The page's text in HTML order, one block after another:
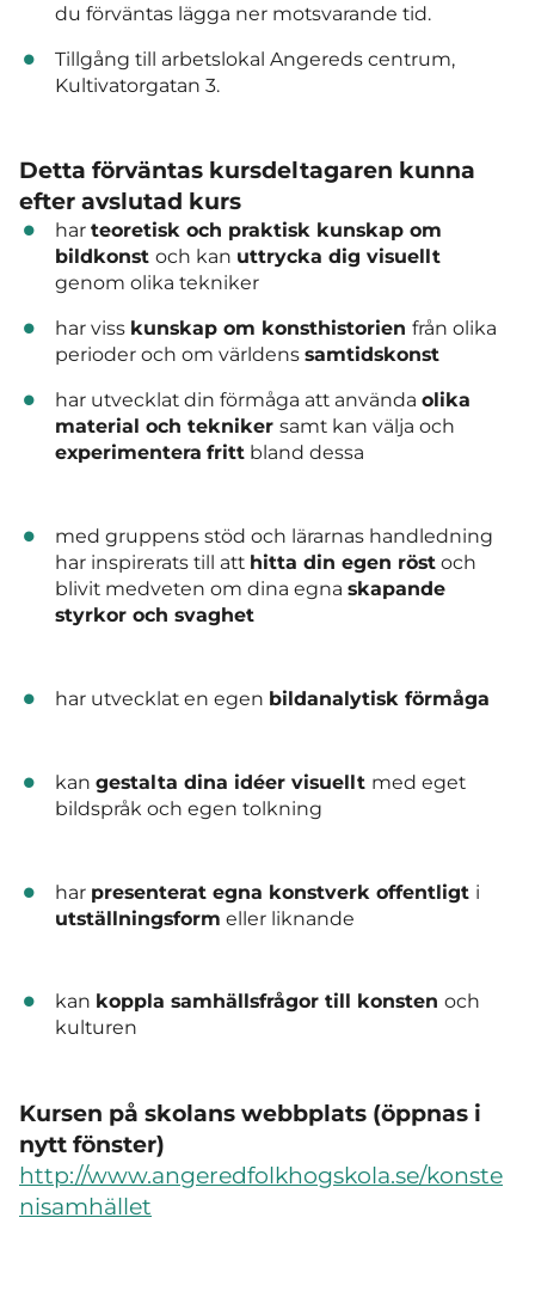
du förväntas lägga ner motsvarande tid.
Tillgång till arbetslokal Angereds centrum,
Kultivatorgatan 3.
Detta förväntas kursdeltagaren kunna
efter avslutad kurs
har teoretisk och praktisk kunskap om
bildkonst och kan uttrycka dig visuellt
genom olika tekniker
har viss kunskap om konsthistorien från olika
perioder och om världens samtidskonst
har utvecklat din förmåga att använda olika
material och tekniker samt kan välja och
experimentera frittbland dessa
med gruppens stöd och lärarnas handledning
har inspirerats till att hitta din egen röstoch
blivit medveten om dina egna skapande
styrkor och svaghet
har utvecklat en egen bildanalytisk förmåga
kan gestalta dina idéer visuellt med eget
bildspråk och egen tolkning
har presenterat egna konstverk offentligt i
utställningsform eller liknande
kan koppla samhällsfrågor till konsten och
kulturen
Kursen på skolans webbplats (öppnas i
nytt fönster)
http://www.angeredfolkhogskola.se/konste
nisamhället